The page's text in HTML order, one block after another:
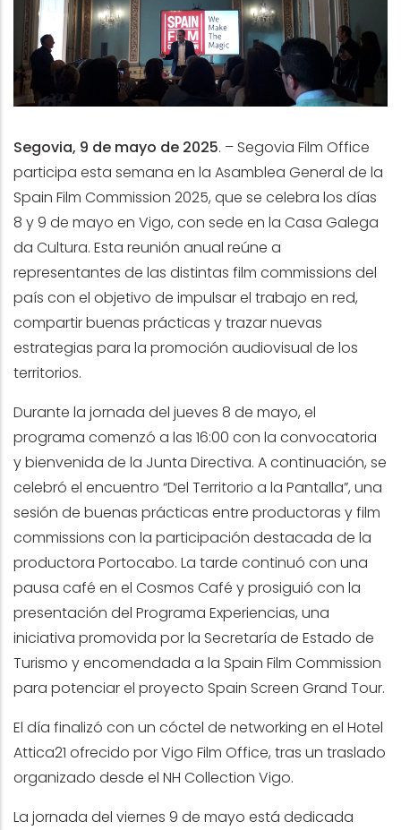
Segovia, 9 de mayo de 2025. – Segovia Film Office
participa esta semana en la Asamblea General de la
Spain Film Commission 2025, que se celebra los días
8 y 9 de mayo en Vigo, con sede en la Casa Galega
da Cultura. Esta reunión anual reúne a
representantes de las distintas film commissions del
país con el objetivo de impulsar el trabajo en red,
compartir buenas prácticas y trazar nuevas
estrategias para la promoción audiovisual de los
territorios.
Durante la jornada del jueves 8 de mayo, el
programa comenzó a las 16:00 con la convocatoria
y bienvenida de la Junta Directiva. A continuación, se
celebró el encuentro “Del Territorio a la Pantalla”, una
sesión de buenas prácticas entre productoras y film
commissions con la participación destacada de la
productora Portocabo. La tarde continuó con una
pausa café en el Cosmos Café y prosiguió con la
presentación del Programa Experiencias, una
iniciativa promovida por la Secretaría de Estado de
Turismo y encomendada a la Spain Film Commission
para potenciar el proyecto Spain Screen Grand Tour.
El día finalizó con un cóctel de networking en el Hotel
Attica21 ofrecido por Vigo Film Office, tras un traslado
organizado desde el NH Collection Vigo.
La jornada del viernes 9 de mayo está dedicada